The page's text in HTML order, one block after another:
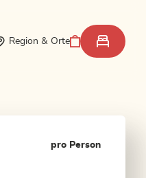
Region & Orte
pro Person